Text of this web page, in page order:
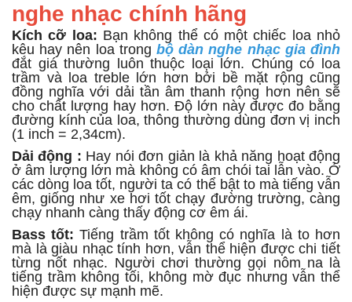
nghe nhạc chính hãng
Kích cỡ loa: Bạn không thể có một chiếc loa nhỏ
kêu hay nên loa trong bộ dàn nghe nhạc gia đình
đắt giá thường luôn thuộc loại lớn. Chúng có loa
trầm và loa treble lớn hơn bởi bề mặt rộng cũng
đồng nghĩa với dải tần âm thanh rộng hơn nên sẽ
cho chất lượng hay hơn. Độ lớn này được đo bằng
đường kính của loa, thông thường dùng đơn vị inch
(1 inch = 2,34cm).
Dải động : Hay nói đơn giản là khả năng hoạt động
ở âm lượng lớn mà không có âm chói tai lẫn vào. Ở
các dòng loa tốt, người ta có thể bật to mà tiếng vẫn
êm, giống như xe hơi tốt chạy đường trường, càng
chạy nhanh càng thấy động cơ êm ái.
Bass tốt:Tiếng trầm tốt không có nghĩa là to hơn
mà là giàu nhạc tính hơn, vẫn thể hiện được chi tiết
từng nốt nhạc. Người chơi thường gọi nôm na là
tiếng trầm không tối, không mờ đục nhưng vẫn thể
hiện được sự mạnh mẽ.